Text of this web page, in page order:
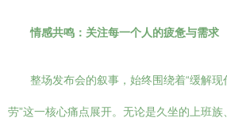
情感共鸣：关注每一个人的疲惫与需求
整场发布会的叙事，始终围绕着“缓解
劳”这一核心痛点展开。无论是久坐的上班